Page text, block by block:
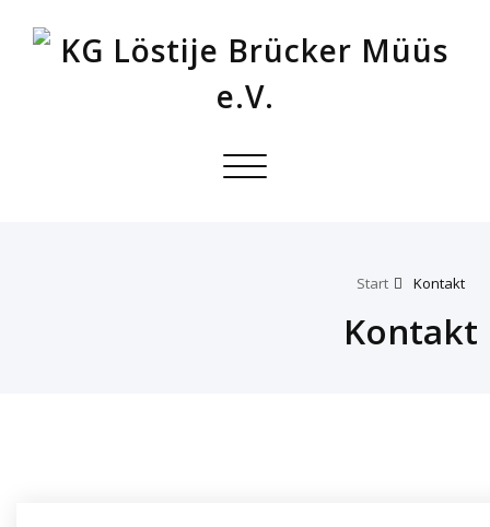
Toggle
Start Kontakt
Kontakt